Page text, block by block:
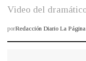
Video del
porRedacción Diario La Página